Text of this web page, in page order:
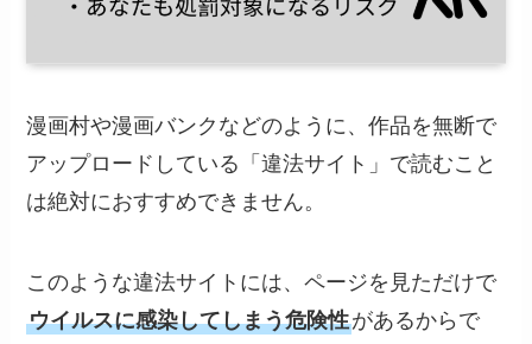
漫画村や漫画バンクなどのように、作品を無断で
アップロードしている「違法サイト」で読むこと
は絶対におすすめできません。
このような違法サイトには、ページを見ただけで
ウイルスに感染してしまう危険性があるからで